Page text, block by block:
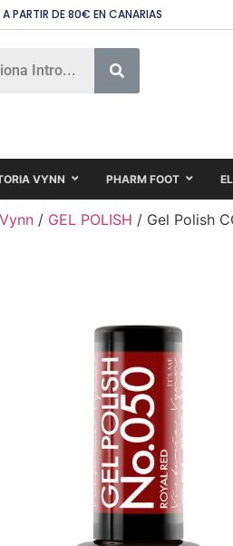
PARTIR DE 80€ EN CANARIAS
VYNN PHARM FOOT
/ GEL POLISH / Gel Polish